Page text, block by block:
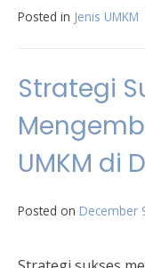
Posted in Jenis UMKM
Strategi
UMKM di
Posted on December